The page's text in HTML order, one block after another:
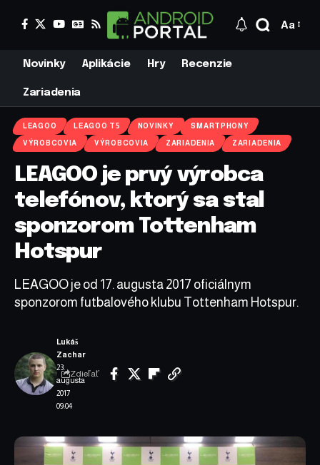
Aa
Novinky Aplikácie Hry Recenzie
Zariadenia
LEAGOO LEAGOO T5 NOVINKY SMARTPHONY
VÝROBCOVIA VÝROBCOVIA ZARIADENIA ZARIADENIA
LEAGOO je prvý výrobca
telefónov, ktorý sa stal
sponzorom Tottenham
Hotspur
LEAGOO je od 17. augusta 2017 oficiálnym
sponzorom futbalového klubu Tottenham Hotspur.
23.
augusta
2017
09:04
Lukáš
Zachar
Zdieľať